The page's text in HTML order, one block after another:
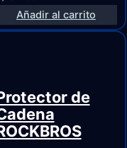
Añadir al carrito
de